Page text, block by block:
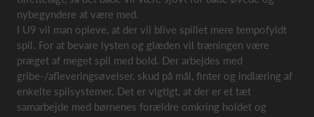
nybegyndere at være med.
I U9 vil man opleve, at der vil blive spillet mere tempofyldt
spil. For at bevare lysten og glæden vil træningen være
præget af meget spil med bold. Der arbejdes med
gribe-/afleveringsøvelser, skud på mål, finter og indlæring af
enkelte spilsystemer. Det er vigtigt, at der er et tæt
samarbejde med børnenes forældre omkring holdet og